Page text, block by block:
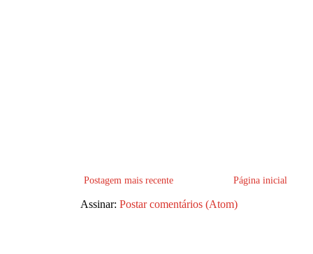
Postagem mais recente Página inicial
Assinar: Postar comentários (Atom)